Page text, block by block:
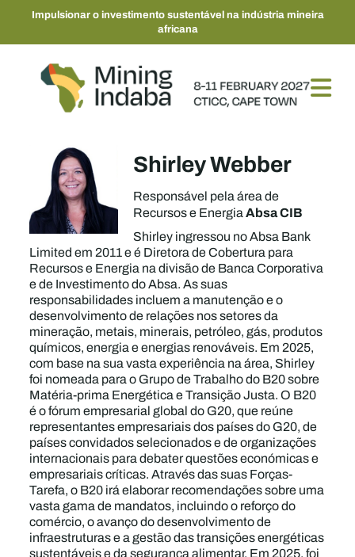
Impulsionar o investimento sustentável na indústria mineira
africana
Shirley Webber
Responsável pela área de
Recursos e EnergiaAbsa CIB
Shirley ingressou no Absa Bank
Limited em 2011 e é Diretora de Cobertura para
Recursos e Energia na divisão de Banca Corporativa
e de Investimento do Absa. As suas
responsabilidades incluem a manutenção e o
desenvolvimento de relações nos setores da
mineração, metais, minerais, petróleo, gás, produtos
químicos, energia e energias renováveis. Em 2025,
com base na sua vasta experiência na área, Shirley
foi nomeada para o Grupo de Trabalho do B20 sobre
Matéria-prima Energética e Transição Justa. O B20
é o fórum empresarial global do G20, que reúne
representantes empresariais dos países do G20, de
países convidados selecionados e de organizações
internacionais para debater questões económicas e
empresariais críticas. Através das suas Forças-
Tarefa, o B20 irá elaborar recomendações sobre uma
vasta gama de mandatos, incluindo o reforço do
comércio, o avanço do desenvolvimento de
infraestruturas e a gestão das transições energéticas